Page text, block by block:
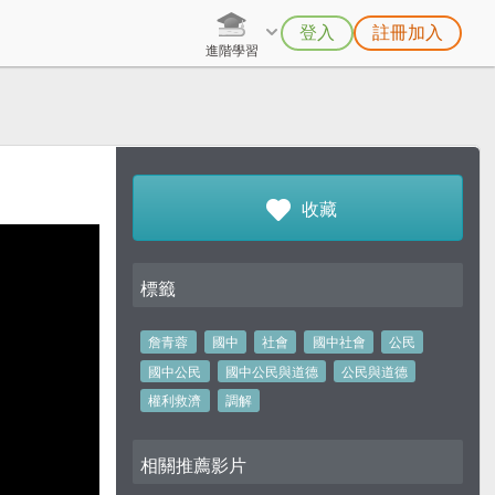
進階學習
登入 註冊加入
收藏
標籤
詹青蓉 國中 社會 國中社會
公民
國中公民
國中公民與道德
公民與道德
權利救濟
調解
相關推薦影片